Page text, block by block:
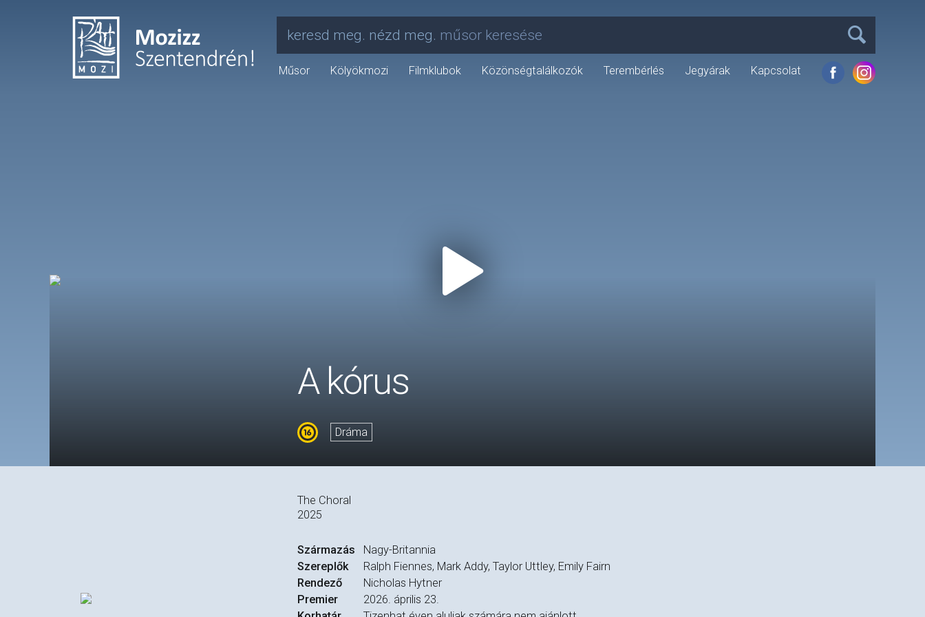
keresd meg. nézd meg. műsor keresése
Műsor Kölyökmozi Filmklubok Közönségtalálkozók Terembérlés Jegyárak Kapcsolat
A kórus
Dráma
The Choral
2025
Származás
Nagy-Britannia
Szereplők
Ralph Fiennes, Mark Addy, Taylor Uttley, Emily Fairn
Rendező
Nicholas Hytner
Premier
2026. április 23.